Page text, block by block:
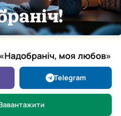
моя любов»
Telegram